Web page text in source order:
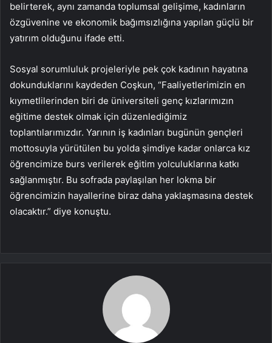
belirterek, aynı zamanda toplumsal gelişime, kadınların
özgüvenine ve ekonomik bağımsızlığına yapılan güçlü bir
yatırım olduğunu ifade etti.
Sosyal sorumluluk projeleriyle pek çok kadının hayatına
dokunduklarını kaydeden Coşkun, “Faaliyetlerimizin en
kıymetlilerinden biri de üniversiteli genç kızlarımızın
eğitime destek olmak için düzenlediğimiz
toplantılarımızdır. Yarının iş kadınları bugünün gençleri
mottosuyla yürütülen bu yolda şimdiye kadar onlarca kız
öğrencimize burs verilerek eğitim yolculuklarına katkı
sağlanmıştır. Bu sofrada paylaşılan her lokma bir
öğrencimizin hayallerine biraz daha yaklaşmasına destek
olacaktır.” diye konuştu.